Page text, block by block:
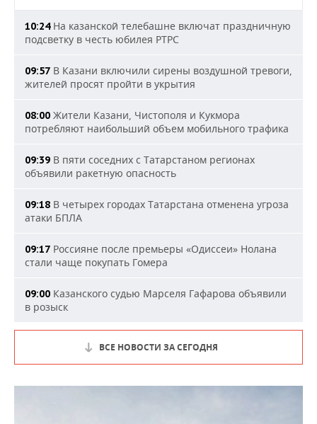
10:24На казанской телебашне включат праздничную
подсветку в честь юбилея РТРС
09:57 В Казани включили сирены воздушной тревоги,
жителей просят пройти в укрытия
08:00 Жители Казани, Чистополя и Кукмора
потребляют наибольший объем мобильного трафика
09:39 В пяти соседних с Татарстаном регионах
объявили ракетную опасность
09:18 В четырех городах Татарстана отменена угроза
атаки БПЛА
09:17 Россияне после премьеры «Одиссеи» Нолана
стали чаще покупать Гомера
09:00 Казанского судью Марселя Гафарова объявили
в розыск
ВСЕ НОВОСТИ ЗА СЕГОДНЯ